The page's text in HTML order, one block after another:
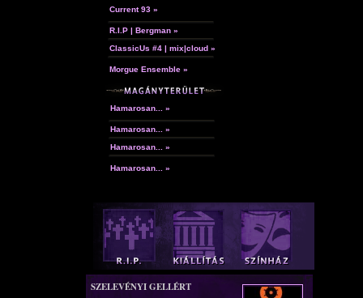
Current 93 »
R.I.P | Bergman »
ClassicUs #4 | mix|cloud »
Morgue Ensemble »
Hamarosan... »
Hamarosan... »
Hamarosan... »
Hamarosan... »
SZELEVÉNYI GELLÉRT